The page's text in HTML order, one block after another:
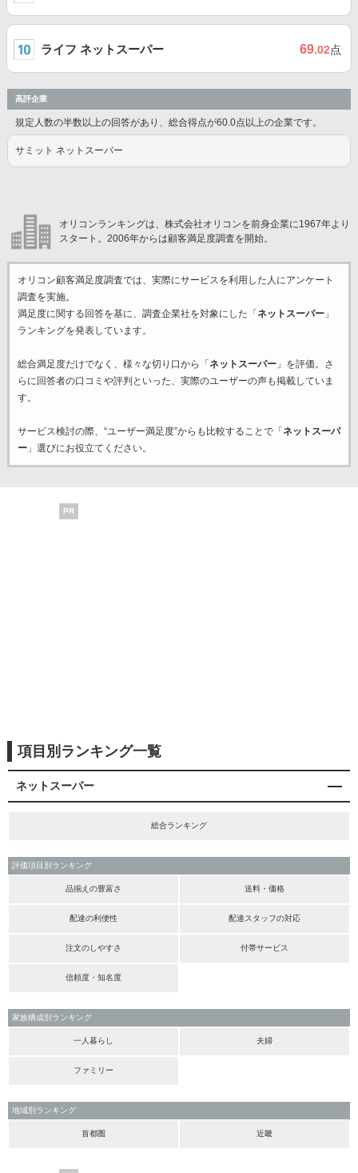
ライフ ネットスーパー 69.02点
高評企業
規定人数の半数以上の回答があり、総合得点が60.0点以上の企業です。
サミット ネットスーパー
オリコンランキングは、株式会社オリコンを前身企業に1967年より
スタート。2006年からは顧客満足度調査を開始。
オリコン顧客満足度調査では、実際にサービスを利用した 人にアンケート
調査を実施。
満足度に関する回答を基に、調査企業社を対象にした「 ネットスーパー」
ランキングを発表しています。
総合満足度だけでなく、様々な切り口から「 ネットスーパー」を評価。さ
らに回答者の口コミや評判といった、実際のユーザーの声も掲載していま
す。
サービス検討の際、“ユーザー満足度”からも比較することで「 ネットスーパ
ー」選びにお役立てください。
PR
項目別ランキング一覧
ネットスーパー
総合ランキング
評価項目別ランキング
品揃えの豊富さ 送料・価格
配達の利便性 配達スタッフの対応
注文のしやすさ 付帯サービス
信頼度・知名度
家族構成別ランキング
一人暮らし 夫婦
ファミリー
地域別ランキング
首都圏 近畿